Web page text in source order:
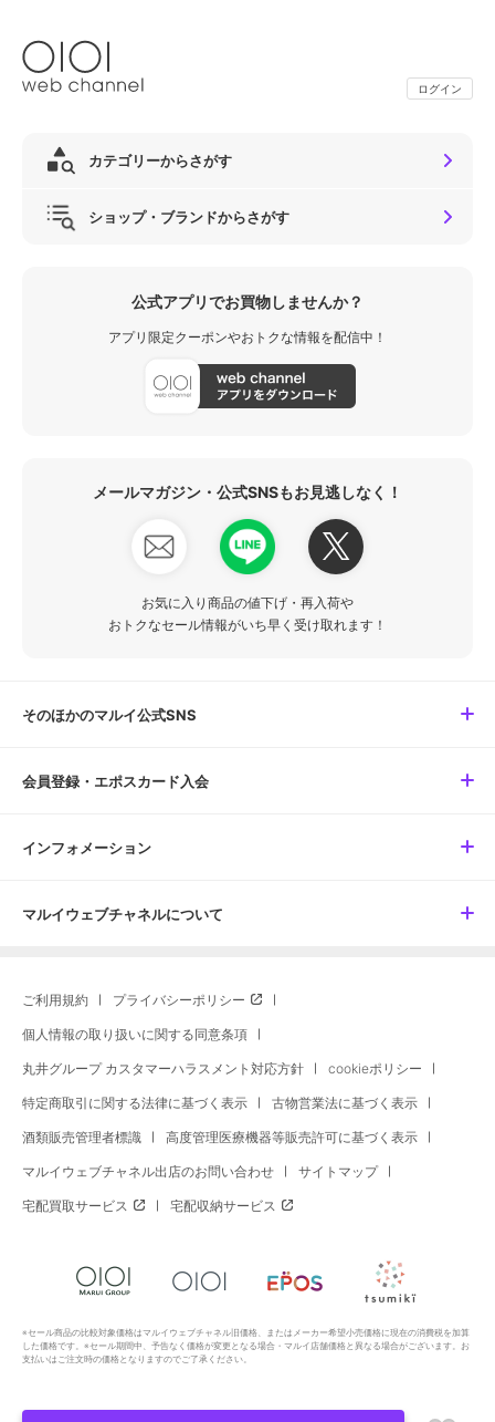
ログイン
カテゴリーからさがす
ショップ・ブランドからさがす
公式アプリでお買物しませんか？
アプリ限定クーポンやおトクな情報を配信中！
メールマガジン・公式SNSもお見逃しなく！
お気に入り商品の値下げ・再入荷や
おトクなセール情報がいち早く受け取れます！
そのほかのマルイ公式SNS
会員登録・エポスカード入会
インフォメーション
マルイウェブチャネルについて
ご利用規約 プライバシーポリシー
個人情報の取り扱いに関する同意条項
丸井グループ カスタマーハラスメント対応方針 cookieポリシー
特定商取引に関する法律に基づく表示 古物営業法に基づく表示
酒類販売管理者標識 高度管理医療機器等販売許可に基づく表示
マルイウェブチャネル出店のお問い合わせ サイトマップ
宅配買取サービス 宅配収納サービス
※セール商品の比較対象価格はマルイウェブチャネル旧価格、またはメーカー希望小売価格に現在の消費税を加算
した価格です。※セール期間中、予告なく価格が変更となる場合・マルイ店舗価格と異なる場合がございます。お
支払いはご注文時の価格となりますのでご了承ください。